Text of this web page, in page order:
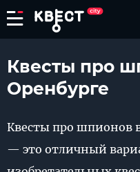
Квесты про
Оренбурге
Квесты про шпионов
— это отличный